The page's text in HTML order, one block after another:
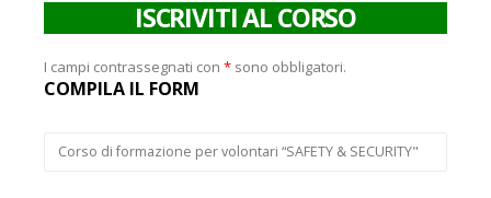
ISCRIVITI AL CORSO
I campi contrassegnati con * sono obbligatori.
COMPILA IL FORM